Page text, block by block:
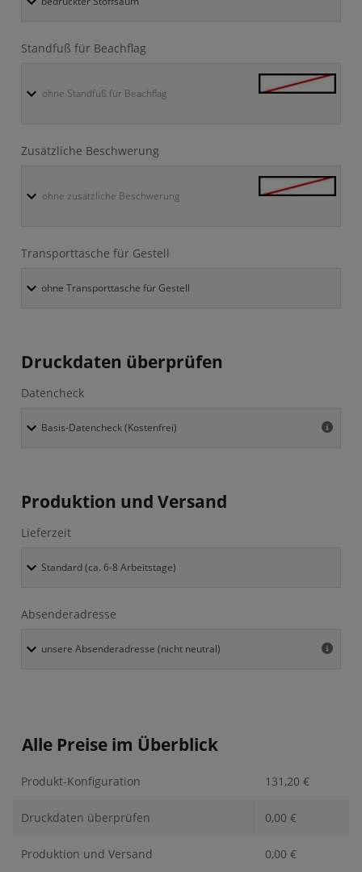
Standfuß für Beachflag
ohne Standfuß für Beachflag
Zusätzliche Beschwerung
ohne zusätzliche Beschwerung
Transporttasche für Gestell
Druckdaten überprüfen
Datencheck
Produktion und Versand
Lieferzeit
Absenderadresse
Alle Preise im Überblick
Produkt-Konfiguration 131,20 €
Druckdaten überprüfen 0,00 €
Produktion und Versand 0,00 €